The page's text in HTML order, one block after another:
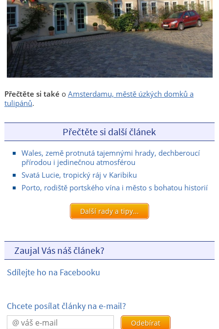
Přečtěte si také o Amsterdamu, městě úzkých domků a
tulipánů.
Přečtěte si další článek
Wales, země protnutá tajemnými hrady, dechberoucí
přírodou i jedinečnou atmosférou
Svatá Lucie, tropický ráj v Karibiku
Porto, rodiště portského vína i město s bohatou historií
Další rady a tipy...
Zaujal Vás náš článek?
Sdílejte ho na Facebooku
Chcete posílat články na e-mail?